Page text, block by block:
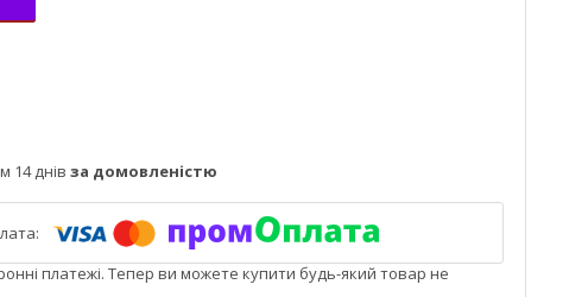
14 днів за домовленістю
платежі. Тепер ви можете купити будь-який товар не